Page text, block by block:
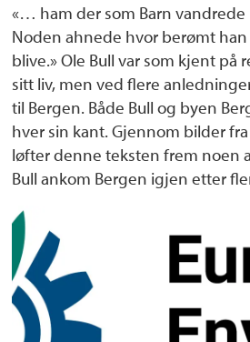
«… ham der som Barn
Noden ahnede hvor berømt
blive.» Ole Bull var som kjent på
sitt liv, men ved flere
til Bergen. Både Bull og byen
hver sin kant. Gjennom bilder
løfter denne teksten frem noen
Bull ankom Bergen igjen etter